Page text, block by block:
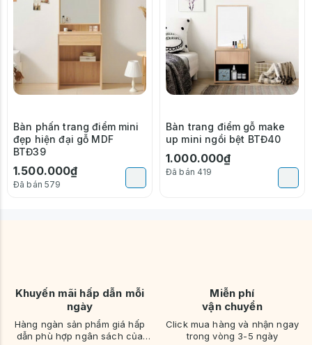
Bàn phấn trang điểm mini
đẹp hiện đại gỗ MDF
BTĐ39
1.500.000₫
Đã bán 579
Bàn trang điểm gỗ make
up mini ngồi bệt BTĐ40
1.000.000₫
Đã bán 419
Khuyến mãi hấp dẫn mỗi
ngày
Hàng ngàn sản phẩm giá hấp
dẫn phù hợp ngân sách của
Miễn phí
vận chuyển
Click mua hàng và nhận ngay
trong vòng 3-5 ngày